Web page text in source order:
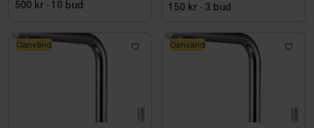
500 kr · 10 bud 150 kr · 3 bud
Oanvänd Oanvänd